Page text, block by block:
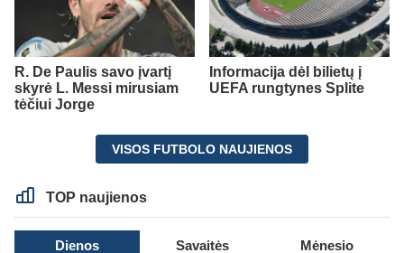
R. De Paulis savo įvartį
skyrė L. Messi mirusiam
tėčiui Jorge
Informacija dėl bilietų į
UEFA rungtynes Splite
VISOS FUTBOLO NAUJIENOS
TOP naujienos
Dienos Savaitės Mėnesio